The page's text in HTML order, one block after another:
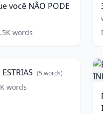
você NÃO PODE
words
(5 words)
words